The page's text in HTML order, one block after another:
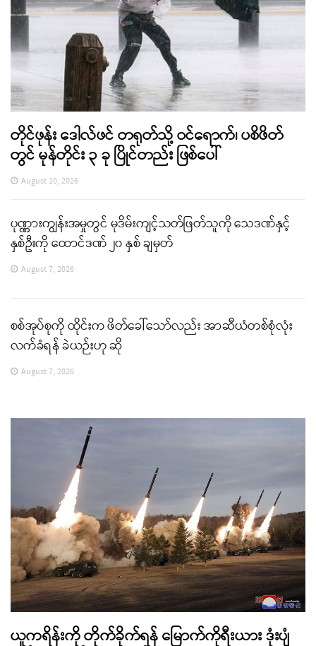
တိုင်ဖုန်း ဒေါလ်ဖင် တရုတ်သို့ ဝင်ရောက်၊ ပစိဖိတ်
တွင် မုန်တိုင်း ၃ ခု ပြိုင်တည်း ဖြစ်ပေါ်
August 10, 2026
ပုဏ္ဏားကျွန်းအမှုတွင် မုဒိမ်းကျင့်သတ်ဖြတ်သူကို သေဒဏ်နှင့်
နှစ်ဦးကို ထောင်ဒဏ် ၂၀ နှစ် ချမှတ်
August 7, 2026
စစ်အုပ်စုကို ထိုင်းက ဖိတ်ခေါ်သော်လည်း အာဆီယံတစ်စုံလုံး
လက်ခံရန် ခဲယဉ်းဟု ဆို
August 7, 2026
ယူကရိန်းကို တိုက်ခိုက်ရန် မြောက်ကိုရီးယား ဒုံးပျံ